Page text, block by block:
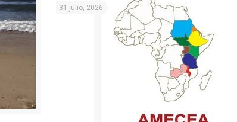
31 julio, 2026